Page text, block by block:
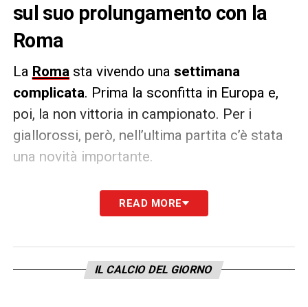
sul suo prolungamento con la
Roma
La Roma sta vivendo una settimana
complicata. Prima la sconfitta in Europa e,
poi, la non vittoria in campionato. Per i
giallorossi, però, nell’ultima partita c’è stata
una novità importante.
Zalewki è tornato in campodopo essere
stato a settembre momentaneamente messo
nonostante l’ottimismo in casa
READ MORE
IL CALCIO DEL GIORNO